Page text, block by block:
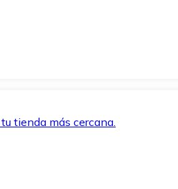
tienda más cercana.